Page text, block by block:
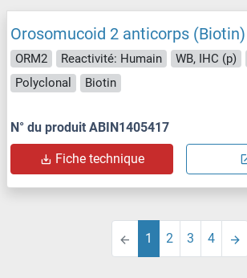
Orosomucoid 2 anticorps (Biotin)
ORM2 Reactivité: Humain WB, IHC (p)
Polyclonal
Biotin
N° du produit ABIN1405417
Fiche technique
1 2 3 4